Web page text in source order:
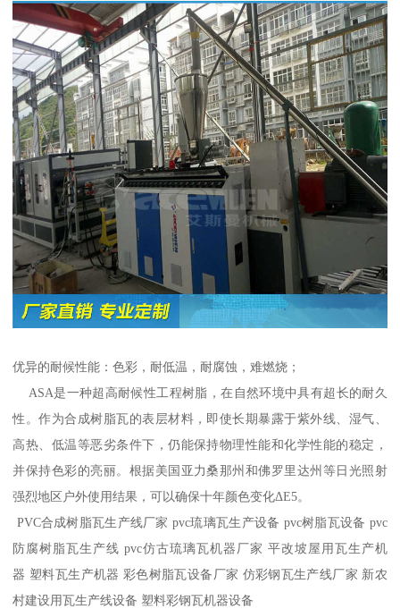
优异的耐候性能：色彩，耐低温，耐腐蚀，难燃烧；
ASA是一种超高耐候性工程树脂，在自然环境中具有超长的耐久
性。作为合成树脂瓦的表层材料，即使长期暴露于紫外线、湿气、
高热、低温等恶劣条件下，仍能保持物理性能和化学性能的稳定，
并保持色彩的亮丽。根据美国亚力桑那州和佛罗里达州等日光照射
强烈地区户外使用结果，可以确保十年颜色变化ΔE5。
PVC合成树脂瓦生产线厂家 pvc琉璃瓦生产设备 pvc树脂瓦设备 pvc
防腐树脂瓦生产线 pvc仿古琉璃瓦机器厂家 平改坡屋用瓦生产机
器 塑料瓦生产机器 彩色树脂瓦设备厂家 仿彩钢瓦生产线厂家 新农
村建设用瓦生产线设备 塑料彩钢瓦机器设备